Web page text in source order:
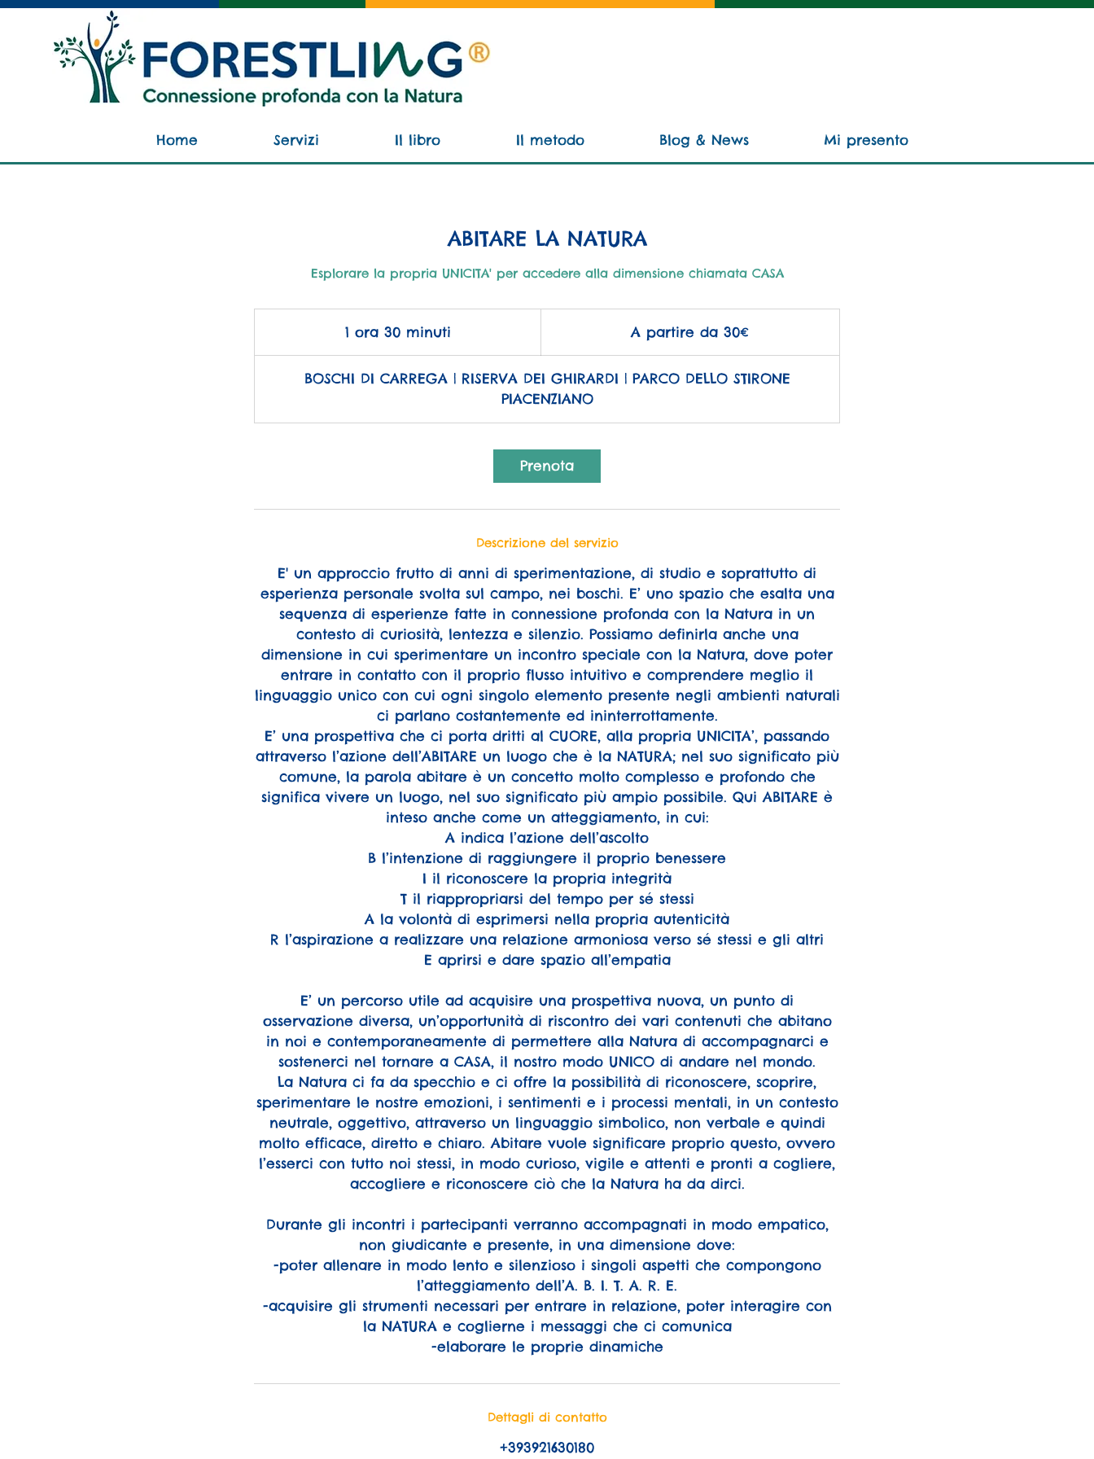
Home Servizi Il libro Il metodo Blog & News Mi presento
ABITARE LA NATURA
Esplorare la propria UNICITA' per accedere alla dimensione chiamata CASA
1 ora 30 minuti
o
r
t
A partire da 30€
BOSCHI DI CARREGA | RISERVA DEI GHIRARDI | PARCO DELLO STIRONE
PIACENZIANO
Prenota
Descrizione del servizio
E' un approccio frutto di anni di sperimentazione, di studio e soprattutto di
esperienza personale svolta sul campo, nei boschi. E’ uno spazio che esalta una
sequenza di esperienze fatte in connessione profonda con la Natura in un
contesto di curiosità, lentezza e silenzio. Possiamo definirla anche una
dimensione in cui sperimentare un incontro speciale con la Natura, dove poter
entrare in contatto con il proprio flusso intuitivo e comprendere meglio il
linguaggio unico con cui ogni singolo elemento presente negli ambienti naturali
ci parlano costantemente ed ininterrottamente.
E’ una prospettiva che ci porta dritti al CUORE, alla propria UNICITA’, passando
attraverso l’azione dell’ABITARE un luogo che è la NATURA; nel suo significato più
comune, la parola abitare è un concetto molto complesso e profondo che
significa vivere un luogo, nel suo significato più ampio possibile. Qui ABITARE è
inteso anche come un atteggiamento, in cui:
A indica l’azione dell’ascolto
B l’intenzione di raggiungere il proprio benessere
I il riconoscere la propria integrità
T il riappropriarsi del tempo per sé stessi
A la volontà di esprimersi nella propria autenticità
R l’aspirazione a realizzare una relazione armoniosa verso sé stessi e gli altri
E aprirsi e dare spazio all’empatia
E’ un percorso utile ad acquisire una prospettiva nuova, un punto di
osservazione diversa, un’opportunità di riscontro dei vari contenuti che abitano
in noi e contemporaneamente di permettere alla Natura di accompagnarci e
sostenerci nel tornare a CASA, il nostro modo UNICO di andare nel mondo.
La Natura ci fa da specchio e ci offre la possibilità di riconoscere, scoprire,
sperimentare le nostre emozioni, i sentimenti e i processi mentali, in un contesto
neutrale, oggettivo, attraverso un linguaggio simbolico, non verbale e quindi
molto efficace, diretto e chiaro. Abitare vuole significare proprio questo, ovvero
l’esserci con tutto noi stessi, in modo curioso, vigile e attenti e pronti a cogliere,
accogliere e riconoscere ciò che la Natura ha da dirci.
Durante gli incontri i partecipanti verranno accompagnati in modo empatico,
non giudicante e presente, in una dimensione dove:
-poter allenare in modo lento e silenzioso i singoli aspetti che compongono
l’atteggiamento dell’A. B. I. T. A. R. E.
-acquisire gli strumenti necessari per entrare in relazione, poter interagire con
la NATURA e coglierne i messaggi che ci comunica
-elaborare le proprie dinamiche
Dettagli di contatto
+393921630180